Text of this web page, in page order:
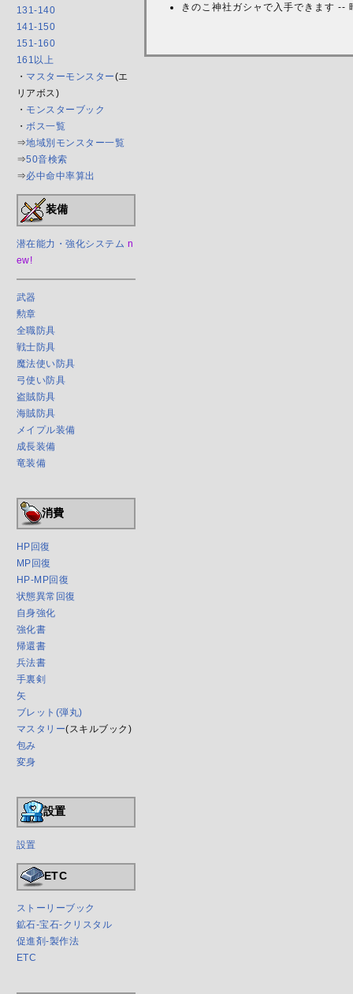
131-140
141-150
151-160
161以上
・ マスターモンスター(エ
リアボス)
・ モンスターブック
・ ボス一覧
⇒地域別モンスター一覧
⇒50音検索
⇒必中命中率算出
装備
潜在能力・強化システム n
ew!
武器
勲章
全職防具
戦士防具
魔法使い防具
弓使い防具
盗賊防具
海賊防具
メイプル装備
成長装備
竜装備
消費
HP回復
MP回復
HP-MP回復
状態異常回復
自身強化
強化書
帰還書
兵法書
手裏剣
矢
ブレット(弾丸)
マスタリー(スキルブック)
包み
変身
設置
設置
ETC
ストーリーブック
鉱石-宝石-クリスタル
促進剤-製作法
ETC
きのこ神社ガシャで入手できます --